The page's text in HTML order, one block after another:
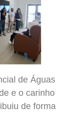
de Águas
e o carinho
de forma